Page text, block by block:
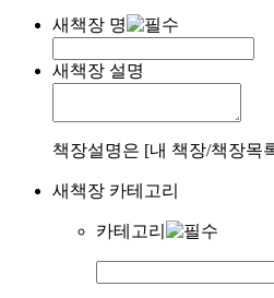
새책장 명
새책장 설명
책장설명은 [내 책장/책장목
새책장 카테고리
카테고리